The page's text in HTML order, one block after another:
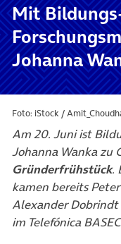
Mit
Johanna
Foto: iStock /
Am 20. Juni ist
Johanna Wanka zu
Gründerfrühstück.
kamen bereits
Alexander
im Telefónica